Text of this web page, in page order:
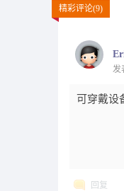
精彩评论(9)
发
可穿戴设
回复